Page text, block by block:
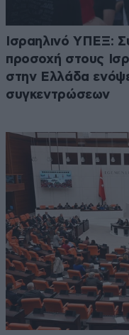
Ισραηλινό ΥΠΕΞ:
προσοχή στους
στην Ελλάδα
συγκεντρώσεων